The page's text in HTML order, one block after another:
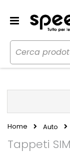
Home Auto
Tappeti